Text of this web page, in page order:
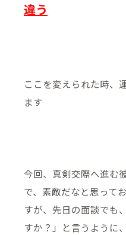
違う
ここを変えられた時、
ます
今回、真剣交際へ進む
で、素敵だなと思って
すが、先日の面談でも
すか？」と言うように